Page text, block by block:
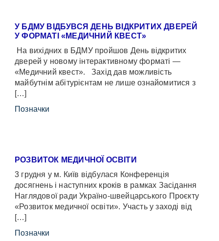
У БДМУ ВІДБУВСЯ ДЕНЬ ВІДКРИТИХ ДВЕРЕЙ
У ФОРМАТІ «МЕДИЧНИЙ КВЕСТ»
На вихідних в БДМУ пройшов День відкритих
дверей у новому інтерактивному форматі —
«Медичний квест». Захід дав можливість
майбутнім абітурієнтам не лише ознайомитися з
[…]
Позначки
РОЗВИТОК МЕДИЧНОЇ ОСВІТИ
3 грудня у м. Київ відбулася Конференція
досягнень і наступних кроків в рамках Засідання
Наглядової ради Україно-швейцарського Проєкту
«Розвиток медичної освіти». Участь у заході від
[…]
Позначки